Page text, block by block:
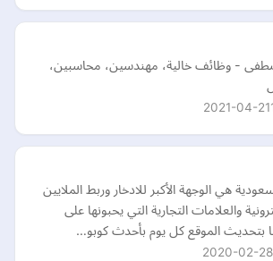
- وظائف خالية، مهندسين، محاسبين،
2021-04-21
هي الوجهة الأكبر للادخار وربط الملايين
والعلامات التجارية التي يحبونها على
بتحديث الموقع كل يوم بأحدث كوبو…
2020-02-28